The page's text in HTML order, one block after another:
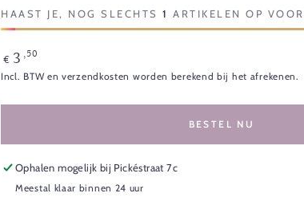
HAAST JE, NOG SLECHTS 1 ARTIKELEN OP
Normale
prijs
€ 3 ,50
Incl. BTW en verzendkosten worden berekend bij het afrekenen.
BESTEL NU
Ophalen mogelijk bij Pickéstraat 7c
Meestal klaar binnen 24 uur